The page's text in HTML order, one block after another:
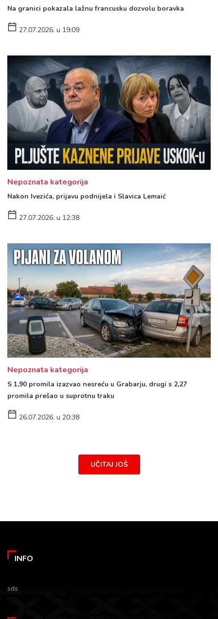
Na granici pokazala lažnu francusku dozvolu boravka
27.07.2026. u 19:09
Nepoznata kategorija
Nakon Ivezića, prijavu podnijela i Slavica Lemaić
27.07.2026. u 12:38
Nepoznata kategorija
S 1,90 promila izazvao nesreću u Grabarju, drugi s 2,27
promila prešao u suprotnu traku
26.07.2026. u 20:38
UČITAJ JOŠ
INFO
sds